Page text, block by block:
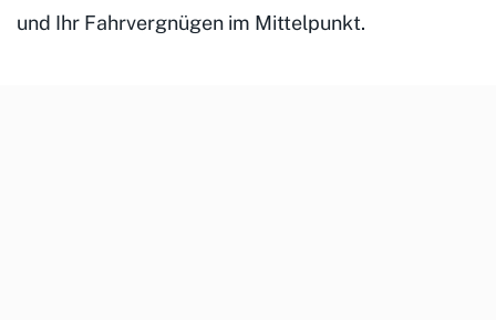
und Ihr Fahrvergnügen im Mittelpunkt.